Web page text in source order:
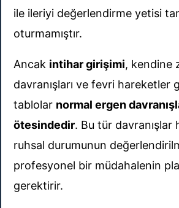
ile ileriyi değerlendirme yetisi
oturmamıştır.
Ancak intihar girişimi, kendine
davranışları ve fevri hareketler
tablolar normal ergen
ötesindedir. Bu tür davranışlar
ruhsal durumunun
profesyonel bir müdahalenin
gerektirir.